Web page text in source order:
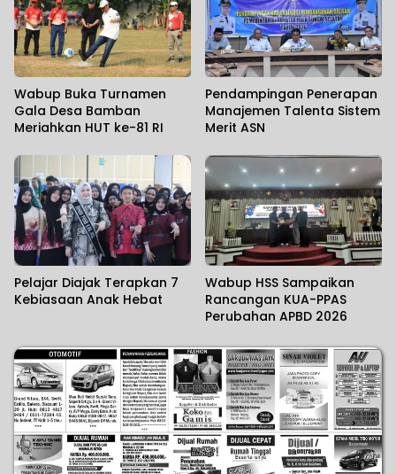
Wabup Buka Turnamen
Gala Desa Bamban
Meriahkan HUT ke-81 RI
Pendampingan Penerapan
Manajemen Talenta Sistem
Merit ASN
Pelajar Diajak Terapkan 7
Kebiasaan Anak Hebat
Wabup HSS Sampaikan
Rancangan KUA-PPAS
Perubahan APBD 2026